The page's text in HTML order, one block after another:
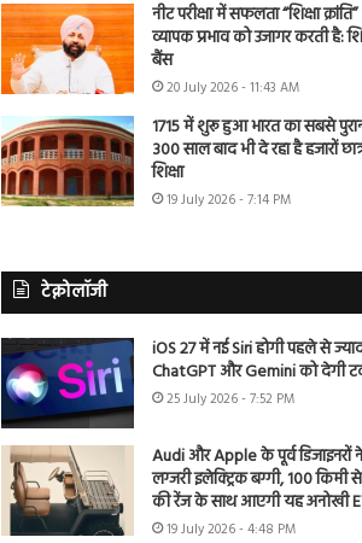
नीट परीक्षा में सफलता “शिक्षा
व्यापक प्रभाव को उजागर करती है:
बैंस
20 July 2026 - 11:43 AM
1715 में शुरू हुआ भारत का सबसे
300 साल बाद भी दे रहा है हजारों
शिक्षा
19 July 2026 - 7:14 PM
टेक्नोलॉजी
iOS 27 में नई Siri होगी पहले से
ChatGPT और Gemini को देगी
25 July 2026 - 7:52 PM
Audi और Apple के पूर्व डिजाइनरों
लग्जरी इलेक्ट्रिक बग्गी, 100 किमी
की रेंज के साथ आएगी यह अनोखी
19 July 2026 - 4:48 PM